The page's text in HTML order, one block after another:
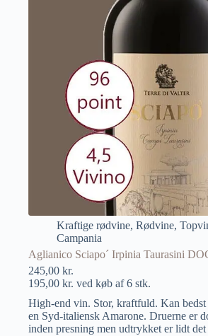
Kraftige rødvine, Rødvine,
Campania
Aglianico Sciapo´ Irpinia Taurasini
245,00 kr.
195,00 kr. ved køb af 6 stk.
High-end vin. Stor, kraftfuld. Kan bedst
en Syd-italiensk Amarone. Druerne er
inden presning men udtrykket er lidt det